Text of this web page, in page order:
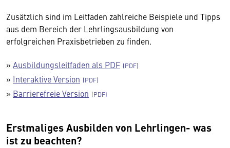
Zusätzlich sind im Leitfaden zahlreiche Beispiele und Tipps
aus dem Bereich der Lehrlingsausbildung von
erfolgreichen Praxisbetrieben zu finden.
» Ausbildungsleitfaden als PDF
» Interaktive Version
» Barrierefreie Version
Erstmaliges Ausbilden von Lehrlingen- was
ist zu beachten?